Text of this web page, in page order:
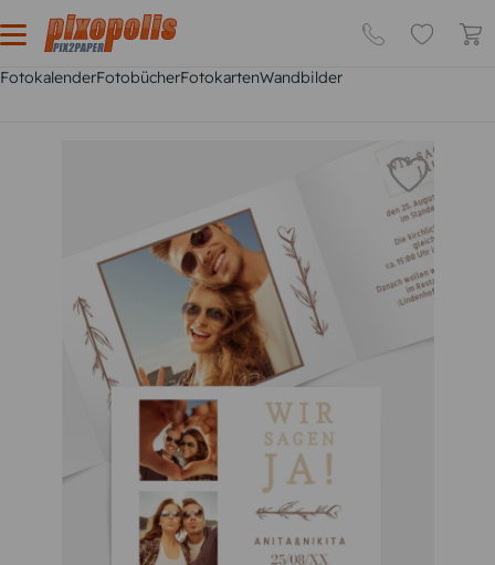
FotokalenderFotobücherFotokartenWandbilder